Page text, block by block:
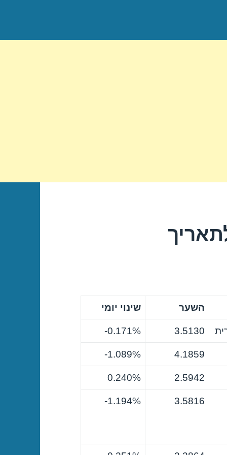
השער שינוי יומי
3.5130
0.171%-
4.1859
1.089%-
2.5942
0.240%
3.5816
1.194%-